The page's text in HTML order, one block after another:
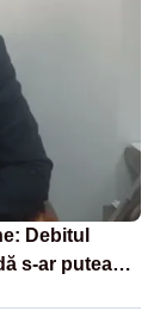
Debitul
s-ar putea